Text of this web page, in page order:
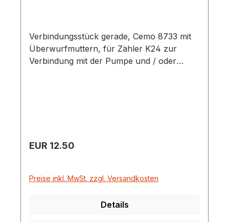
Verbindungsstück gerade, Cemo 8733 mit
Überwurfmuttern, für Zähler K24 zur
Verbindung mit der Pumpe und / oder
Regulärer Preis:
EUR 12.50
Preise inkl. MwSt. zzgl. Versandkosten
Details